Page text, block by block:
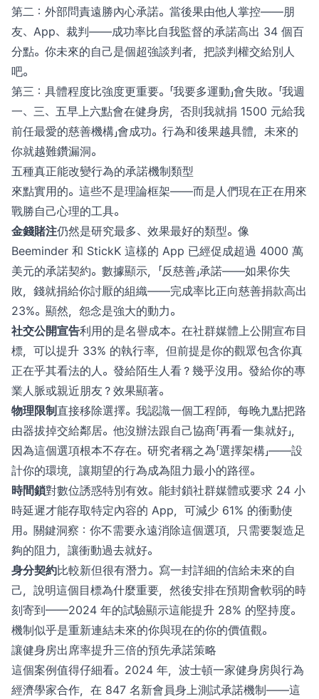
第二：外部問責遠勝內心承諾。當後果由他人掌控——朋
友、App、裁判——成功率比自我監督的承諾高出 34 個百
分點。你未來的自己是個超強談判者，把談判權交給別人
吧。
第三：具體程度比強度更重要。「我要多運動」會失敗。「我週
一、三、五早上六點會在健身房，否則我就捐 1500 元給我
前任最愛的慈善機構」會成功。行為和後果越具體，未來的
你就越難鑽漏洞。
五種真正能改變行為的承諾機制類型
來點實用的。這些不是理論框架——而是人們現在正在用來
戰勝自己心理的工具。
金錢賭注仍然是研究最多、效果最好的類型。像
Beeminder 和 StickK 這樣的 App 已經促成超過 4000 萬
美元的承諾契約。數據顯示，「反慈善」承諾——如果你失
敗，錢就捐給你討厭的組織——完成率比正向慈善捐款高出
23%。顯然，怨念是強大的動力。
社交公開宣告利用的是名譽成本。在社群媒體上公開宣布目
標，可以提升 33% 的執行率，但前提是你的觀眾包含你真
正在乎其看法的人。發給陌生人看？幾乎沒用。發給你的專
業人脈或親近朋友？效果顯著。
物理限制直接移除選擇。我認識一個工程師，每晚九點把路
由器拔掉交給鄰居。他沒辦法跟自己協商「再看一集就好」，
因為這個選項根本不存在。研究者稱之為「選擇架構」——設
計你的環境，讓期望的行為成為阻力最小的路徑。
時間鎖對數位誘惑特別有效。能封鎖社群媒體或要求 24 小
時延遲才能存取特定內容的 App，可減少 61% 的衝動使
用。關鍵洞察：你不需要永遠消除這個選項，只需要製造足
夠的阻力，讓衝動過去就好。
身分契約比較新但很有潛力。寫一封詳細的信給未來的自
己，說明這個目標為什麼重要，然後安排在預期會軟弱的時
刻寄到——2024 年的試驗顯示這能提升 28% 的堅持度。
機制似乎是重新連結未來的你與現在的你的價值觀。
讓健身房出席率提升三倍的預先承諾策略
這個案例值得仔細看。2024 年，波士頓一家健身房與行為
經濟學家合作，在 847 名新會員身上測試承諾機制——這